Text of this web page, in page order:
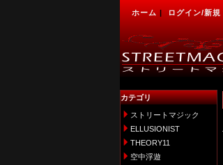
ホーム | ログイン/新規
カテゴリ
ストリートマジック
ELLUSIONIST
THEORY11
空中浮遊